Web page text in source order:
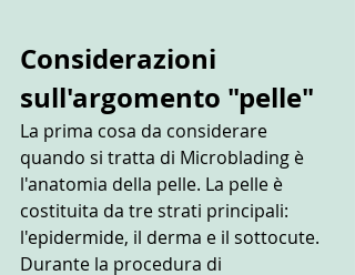
Considerazioni
sull'argomento "pelle"
La prima cosa da considerare
quando si tratta di Microblading è
l'anatomia della pelle. La pelle è
costituita da tre strati principali:
l'epidermide, il derma e il sottocute.
Durante la procedura di